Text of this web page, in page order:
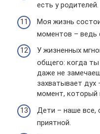
есть у родителей.
Моя жизнь
моментов – ведь
У жизненных
общего: когда
даже не
захватывает дух
момент, который
Дети – наше все,
приятной.